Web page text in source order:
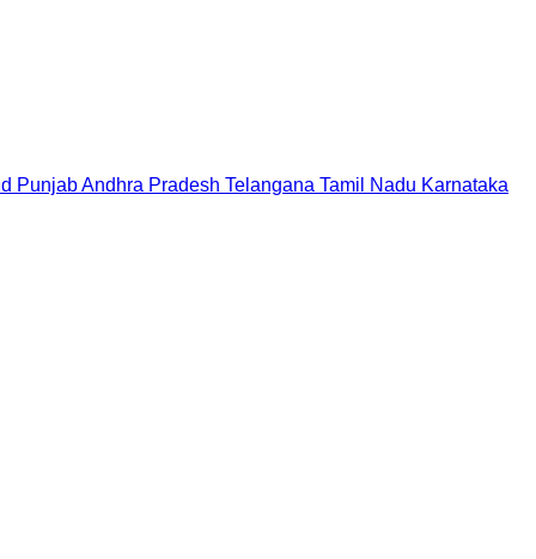
PunjabAndhra Pradesh Telangana Tamil Nadu Karnataka